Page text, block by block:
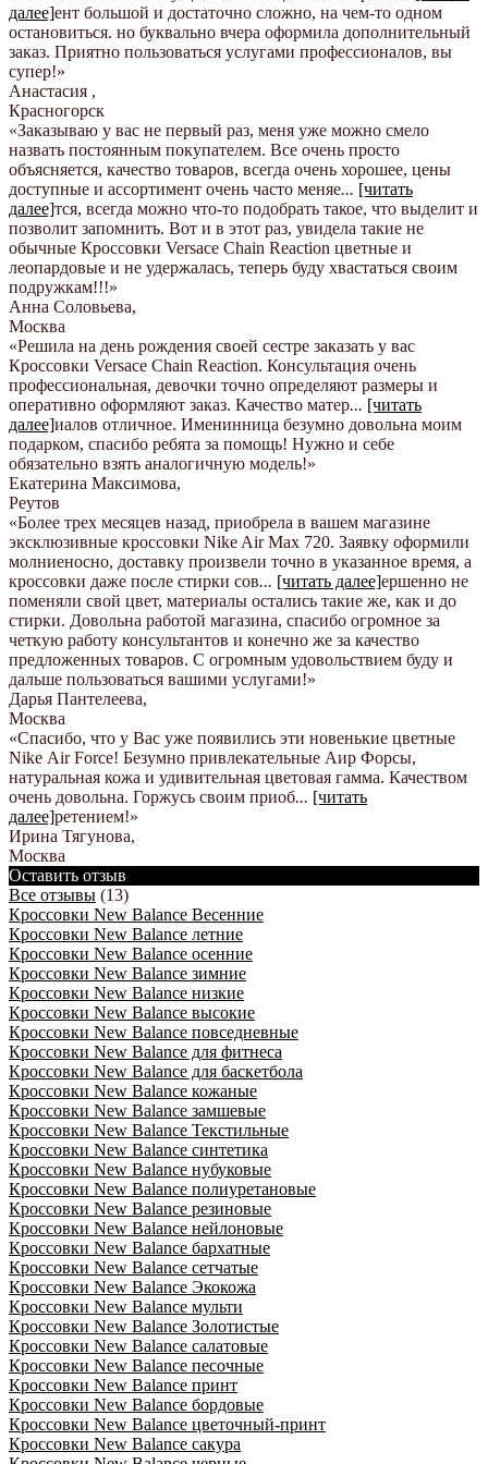
далее]ент большой и достаточно сложно, на чем-то одном
остановиться. но буквально вчера оформила дополнительный
заказ. Приятно пользоваться услугами профессионалов, вы
супер!»
Анастасия ,
Красногорск
«Заказываю у вас не первый раз, меня уже можно смело
назвать постоянным покупателем. Все очень просто
объясняется, качество товаров, всегда очень хорошее, цены
доступные и ассортимент очень часто меняе... [читать
далее]тся, всегда можно что-то подобрать такое, что выделит и
позволит запомнить. Вот и в этот раз, увидела такие не
обычные Кроссовки Versace Chain Reaction цветные и
леопардовые и не удержалась, теперь буду хвастаться своим
подружкам!!!»
Анна Соловьева,
Москва
«Решила на день рождения своей сестре заказать у вас
Кроссовки Versace Chain Reaction. Консультация очень
профессиональная, девочки точно определяют размеры и
оперативно оформляют заказ. Качество матер... [читать
далее]иалов отличное. Именинница безумно довольна моим
подарком, спасибо ребята за помощь! Нужно и себе
обязательно взять аналогичную модель!»
Екатерина Максимова,
Реутов
«Более трех месяцев назад, приобрела в вашем магазине
эксклюзивные кроссовки Nike Air Max 720. Заявку оформили
молниеносно, доставку произвели точно в указанное время, а
кроссовки даже после стирки сов... [читать далее]ершенно не
поменяли свой цвет, материалы остались такие же, как и до
стирки. Довольна работой магазина, спасибо огромное за
четкую работу консультантов и конечно же за качество
предложенных товаров. С огромным удовольствием буду и
дальше пользоваться вашими услугами!»
Дарья Пантелеева,
Москва
«Спасибо, что у Вас уже появились эти новенькие цветные
Nike Аir Force! Безумно привлекательные Аир Форсы,
натуральная кожа и удивительная цветовая гамма. Качеством
очень довольна. Горжусь своим приоб... [читать
далее]ретением!»
Ирина Тягунова,
Москва
Оставить отзыв
Все отзывы (13)
Кроссовки New Balance Весенние
Кроссовки New Balance летние
Кроссовки New Balance осенние
Кроссовки New Balance зимние
Кроссовки New Balance низкие
Кроссовки New Balance высокие
Кроссовки New Balance повседневные
Кроссовки New Balance для фитнеса
Кроссовки New Balance для баскетбола
Кроссовки New Balance кожаные
Кроссовки New Balance замшевые
Кроссовки New Balance Текстильные
Кроссовки New Balance синтетика
Кроссовки New Balance нубуковые
Кроссовки New Balance полиуретановые
Кроссовки New Balance резиновые
Кроссовки New Balance нейлоновые
Кроссовки New Balance бархатные
Кроссовки New Balance сетчатые
Кроссовки New Balance Экокожа
Кроссовки New Balance мульти
Кроссовки New Balance Золотистые
Кроссовки New Balance салатовые
Кроссовки New Balance песочные
Кроссовки New Balance принт
Кроссовки New Balance бордовые
Кроссовки New Balance цветочный-принт
Кроссовки New Balance сакура